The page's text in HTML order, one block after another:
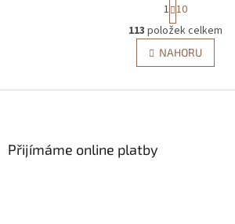
O
v
l
á
t
r
á
n
k
v
1 10
113 položek celkem
NAHORU
Přijímáme online platby